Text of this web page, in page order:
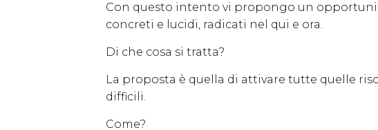
Con questo intento vi propongo un
concreti e lucidi, radicati nel qui e ora.
Di che cosa si tratta?
La proposta è quella di attivare tutte quelle
difficili.
Come?